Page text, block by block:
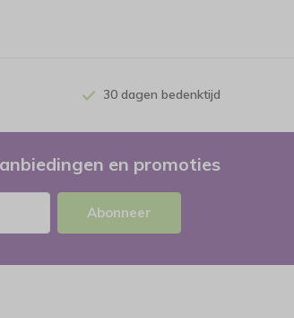
30 dagen bedenktijd
en promoties
Abonneer